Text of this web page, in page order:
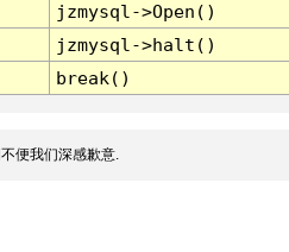
jzmysql->Open()
jzmysql->halt()
break()
便我们深感歉意.